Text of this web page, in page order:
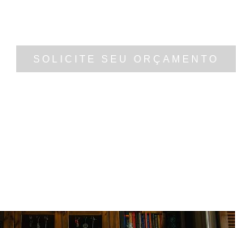
SOLICITE SEU ORÇAMENTO